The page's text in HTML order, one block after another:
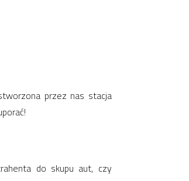
przez nas stacja
do skupu aut, czy